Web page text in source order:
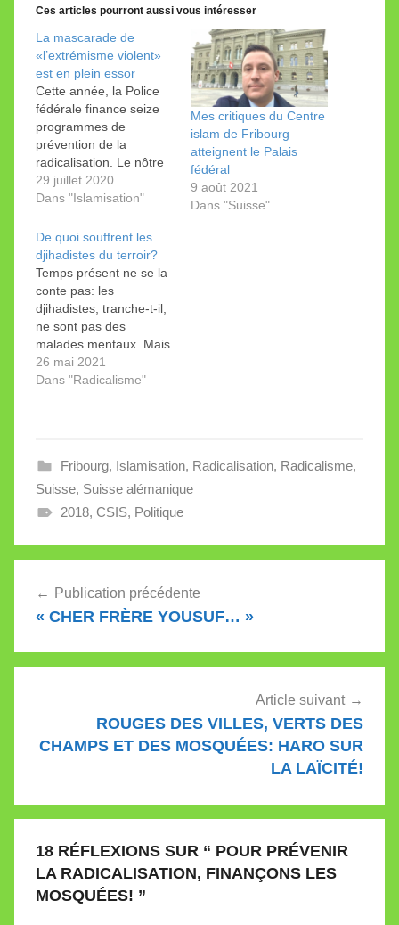
Ces articles pourront aussi vous intéresser
La mascarade de
«l’extrémisme violent»
est en plein essor
Cette année, la Police
fédérale finance seize
programmes de
prévention de la
radicalisation. Le nôtre
a été recalé. Le plan et
ses subventions sont
Délégué du Réseau
national de sécurité de
la Confédération. Cinq
millions de francs sur
cinq ans (juillet 2018-
juin 2023), c’est ce…
29 juillet 2020
Dans "Islamisation"
Mes critiques du Centre
islam de Fribourg
atteignent le Palais
fédéral
9 août 2021
Dans "Suisse"
De quoi souffrent les
djihadistes du terroir?
Temps présent ne se la
conte pas: les
djihadistes, tranche-t-il,
ne sont pas des
malades mentaux. Mais
encore? Temps
présent du 13 mai
trois. Le 12 septembre
2020, un Turco-Suisse
qui veut «venger le
Prophète»…
26 mai 2021
Dans "Radicalisme"
Fribourg, Islamisation, Radicalisation, Radicalisme,
Suisse, Suisse alémanique
2018, CSIS, Politique
Publication précédente
« CHER FRÈRE YOUSUF… »
Article suivant
ROUGES DES VILLES, VERTS DES
CHAMPS ET DES MOSQUÉES: HARO SUR
LA LAÏCITÉ!
18 RÉFLEXIONS SUR “ POUR PRÉVENIR
LA RADICALISATION, FINANÇONS LES
MOSQUÉES! ”